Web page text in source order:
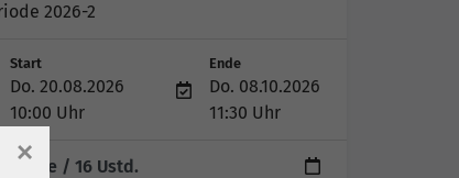
2026-2
Start
Do. 20.08.2026
10:00 Uhr
Ende
Do. 08.10.2026
11:30 Uhr
/ 16 Ustd.
×